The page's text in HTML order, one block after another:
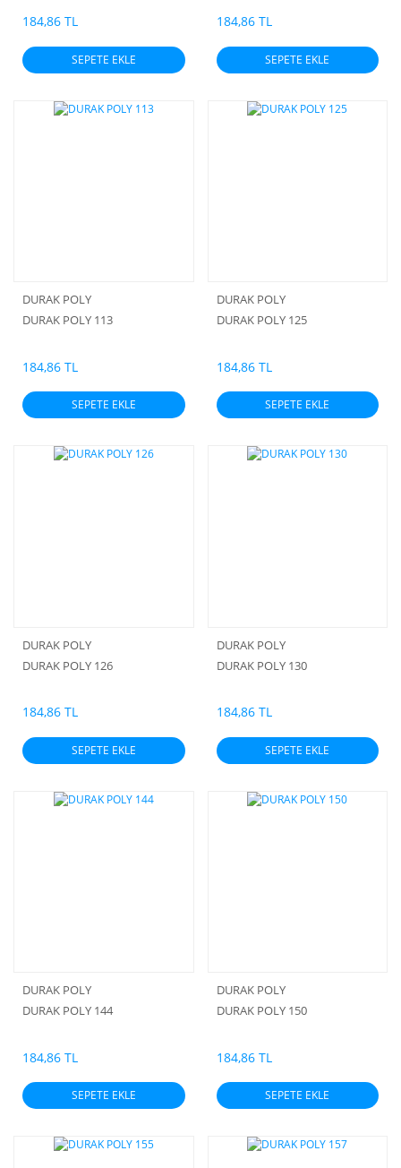
184,86 TL
SEPETE EKLE
184,86 TL
SEPETE EKLE
DURAK POLY
DURAK POLY 113
184,86 TL
SEPETE EKLE
DURAK POLY
DURAK POLY 125
184,86 TL
SEPETE EKLE
DURAK POLY
DURAK POLY 126
184,86 TL
SEPETE EKLE
DURAK POLY
DURAK POLY 130
184,86 TL
SEPETE EKLE
DURAK POLY
DURAK POLY 144
184,86 TL
SEPETE EKLE
DURAK POLY
DURAK POLY 150
184,86 TL
SEPETE EKLE